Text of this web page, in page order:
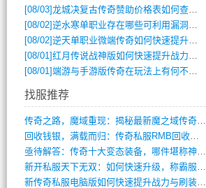
[08/03]龙城决复古传奇赞助价格表如何查询？
[08/02]逆水寒单职业存在哪些可利用漏洞？如何快速提升战力？
[08/02]逆天单职业微端传奇如何快速提升战力？新手必看攻略
[08/01]红月传说战神版如何快速提升战力？新手攻略全解析？
[08/01]端游与手游版传奇在玩法上有何不同？
找服推荐
传奇之路，魔域重现：揭秘最新魔之域传奇攻(712)
回收钱银，满载而归：传奇私服RMB回收装(548)
亟待解答：传奇十大变态装备，哪件堪称神器(347)
新开私服天下无双：如何快速升级，称霸服务(681)
新传奇私服电脑版如何快速提升战力与刷装备(835)